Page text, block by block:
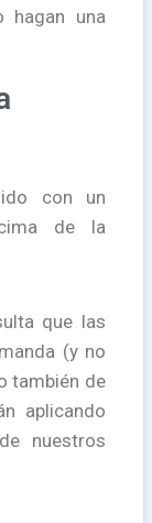
hagan una
con un
de la
que las
(y no
también de
aplicando
nuestros